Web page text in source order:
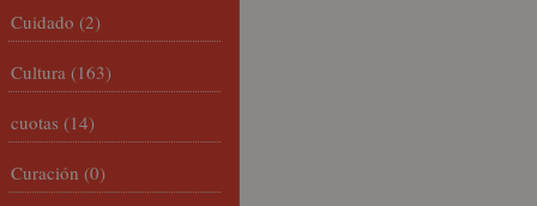
Cuidado (2)
Cultura (163)
cuotas (14)
Curación (0)